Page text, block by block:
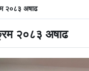
२०८३ अषाढ
२०८३ अषाढ